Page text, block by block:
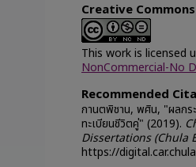
Creative
This work is licensed
NonCommercial-No
Recommended
กานตพิชาน, พศิน, "ผลกร
ทะเบียนชีวิตคู่" (2019).
Dissertations (Chula
https://